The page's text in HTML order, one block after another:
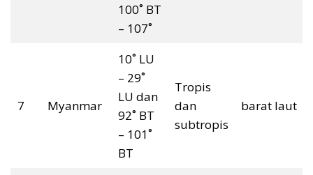
100˚ BT
– 107˚
7 Myanmar
10˚ LU
– 29˚
LU dan
92˚ BT
– 101˚
BT
Tropis
dan
subtropis
barat laut